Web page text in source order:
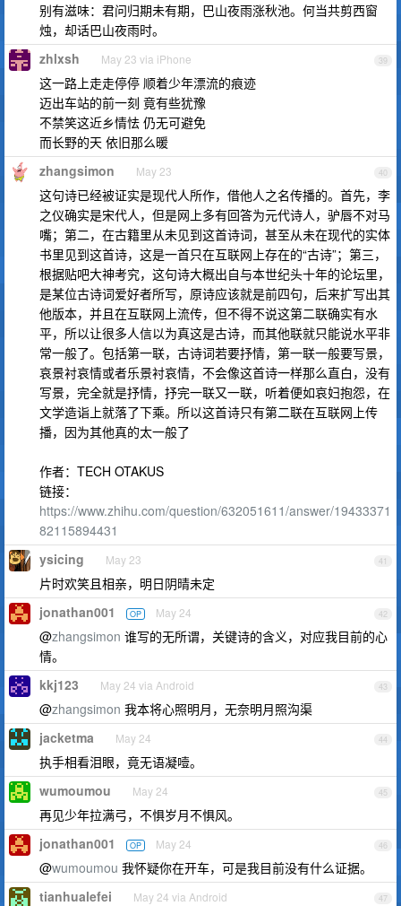
别有滋味：君问归期未有期，巴山夜雨涨秋池。何当共剪西窗
烛，却话巴山夜雨时。
39
zhlxsh May 23 via iPhone
这一路上走走停停 顺着少年漂流的痕迹
迈出车站的前一刻 竟有些犹豫
不禁笑这近乡情怯 仍无可避免
而长野的天 依旧那么暖
40
zhangsimon May 23
这句诗已经被证实是现代人所作，借他人之名传播的。首先，李
之仪确实是宋代人，但是网上多有回答为元代诗人，驴唇不对马
嘴；第二，在古籍里从未见到这首诗词，甚至从未在现代的实体
书里见到这首诗，这是一首只在互联网上存在的“古诗”；第三，
根据贴吧大神考究，这句诗大概出自与本世纪头十年的论坛里，
是某位古诗词爱好者所写，原诗应该就是前四句，后来扩写出其
他版本，并且在互联网上流传，但不得不说这第二联确实有水
平，所以让很多人信以为真这是古诗，而其他联就只能说水平非
常一般了。包括第一联，古诗词若要抒情，第一联一般要写景，
哀景衬哀情或者乐景衬哀情，不会像这首诗一样那么直白，没有
写景，完全就是抒情，抒完一联又一联，听着便如哀妇抱怨，在
文学造诣上就落了下乘。所以这首诗只有第二联在互联网上传
播，因为其他真的太一般了
作者：TECH OTAKUS
链接：
https://www.zhihu.com/question/632051611/answer/19433371
82115894431
41
ysicing May 23
片时欢笑且相亲，明日阴晴未定
42
jonathan001 OP May 24
@zhangsimon 谁写的无所谓，关键诗的含义，对应我目前的心
情。
43
kkj123 May 24 via Android
@zhangsimon 我本将心照明月，无奈明月照沟渠
44
jacketma May 24
执手相看泪眼，竟无语凝噎。
45
wumoumou May 24
再见少年拉满弓，不惧岁月不惧风。
46
jonathan001 OP May 24
@wumoumou 我怀疑你在开车，可是我目前没有什么证据。
47
tianhualefei May 24 via Android